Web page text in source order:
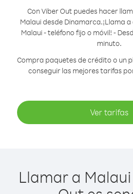
Con Viber Out puedes hacer
Malaui desde Dinamarca.¡Llama
Malaui - teléfono fijo o móvil! -
minuto.
Compra paquetes de crédito o un
conseguir las mejores tarifas
Ver tarifas
Llamar a